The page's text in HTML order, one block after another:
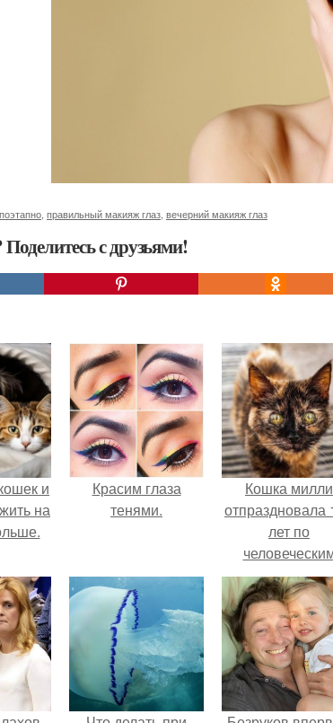
правильный макияж глаз вечерний макияж глаз
с друзьями!
и
на
Красим глаза
тенями.
Кошка милли
отпраздновала
лет по
Меркам и
претендует
звание
старой в